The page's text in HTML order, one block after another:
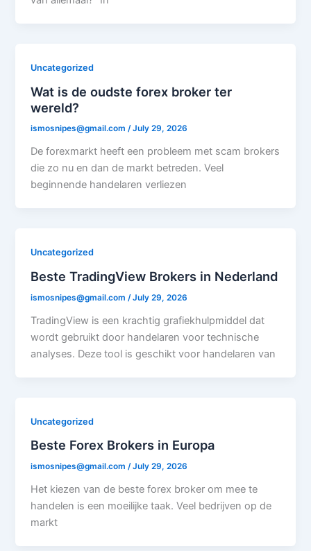
Uncategorized
Wat is de oudste forex broker ter
wereld?
ismosnipes@gmail.com/July 29, 2026
De forexmarkt heeft een probleem met scam brokers
die zo nu en dan de markt betreden. Veel
beginnende handelaren verliezen
Uncategorized
Beste TradingView Brokers in Nederland
ismosnipes@gmail.com/July 29, 2026
TradingView is een krachtig grafiekhulpmiddel dat
wordt gebruikt door handelaren voor technische
analyses. Deze tool is geschikt voor handelaren van
Uncategorized
Beste Forex Brokers in Europa
ismosnipes@gmail.com/July 29, 2026
Het kiezen van de beste forex broker om mee te
handelen is een moeilijke taak. Veel bedrijven op de
markt